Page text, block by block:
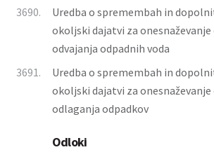
3690.
Uredba o spremembah in
okoljski dajatvi za
odvajanja odpadnih voda
3691.
Uredba o spremembah in
okoljski dajatvi za
odlaganja odpadkov
Odloki